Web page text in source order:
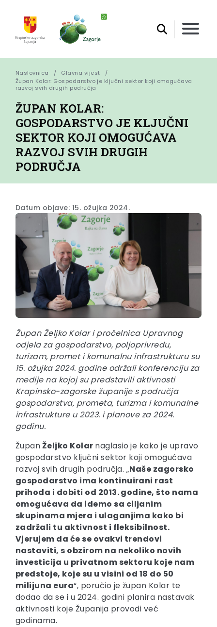
Naslovnica
Glavna vijest
Župan Kolar: Gospodarstvo je ključni sektor koji omogućava
razvoj svih drugih područja
ŽUPAN KOLAR:
GOSPODARSTVO JE KLJUČNI
SEKTOR KOJI OMOGUĆAVA
RAZVOJ SVIH DRUGIH
PODRUČJA
Datum objave: 15. ožujka 2024.
Župan Željko Kolar i pročelnica Upravnog
odjela za gospodarstvo, poljoprivredu,
turizam, promet i komunalnu infrastrukturu su
15. ožujka 2024. godine održali konferenciju za
medije na kojoj su predstavili aktivnosti
Krapinsko-zagorske županije s područja
gospodarstva, prometa, turizma i komunalne
infrastrukture u 2023. i planove za 2024.
godinu.
ŽupanŽeljko Kolar naglasio je kako je upravo
gospodarstvo ključni sektor koji omogućava
razvoj svih drugih područja. „Naše zagorsko
gospodarstvo ima kontinuirani rast
prihoda i dobiti od 2013. godine, što nama
omogućava da idemo sa ciljanim
skupinama mjera i ulaganjima kako bi
zadržali tu aktivnost i fleksibilnost.
Vjerujem da će se ovakvi trendovi
nastaviti, s obzirom na nekoliko novih
investicija u privatnom sektoru koje nam
predstoje, koje su u visini od 18 do 50
milijuna eura“, poručio je župan Kolar te
dodao da se i u 2024. godini planira nastavak
aktivnosti koje Županija provodi već
godinama.